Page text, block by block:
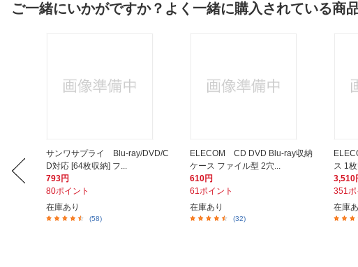
ご一緒にいかがですか？よく一緒に購入されている商
サンワサプライ Blu-ray/DVD/C
D対応 [64枚収納] フ...
793円
80ポイント
在庫あり
(58)
ELECOM CD DVD Blu-ray収納
ケース ファイル型 2穴...
610円
61ポイント
在庫あり
(32)
ス 1
3,510
351ポ
在庫